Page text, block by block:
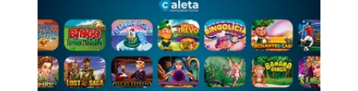
English